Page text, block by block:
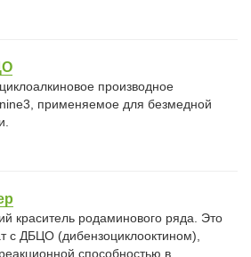
производное
применяемое для безмедной
краситель родаминового ряда. Это
с ДБЦО (дибензоциклооктином),
способностью в